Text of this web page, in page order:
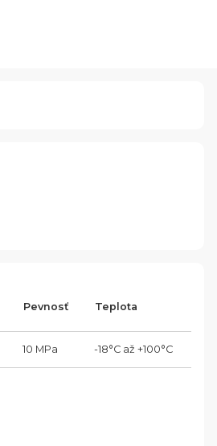
Pevnosť Teplota
10 MPa -18°C až +100°C